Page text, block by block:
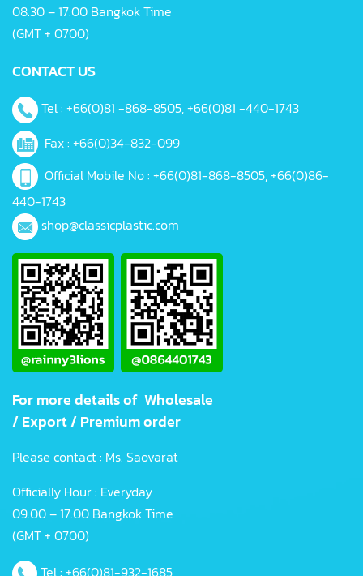
08.30 – 17.00 Bangkok Time
(GMT + 0700)
CONTACT US
Tel : +66(0)81 -868-8505, +66(0)81 -440-1743
Fax : +66(0)34-832-099
Official Mobile No : +66(0)81-868-8505,+66(0)86-
440-1743
shop@classicplastic.com
For more details of Wholesale
/ Export / Premium order
Please contact : Ms. Saovarat
Officially Hour : Everyday
09.00 – 17.00 Bangkok Time
(GMT + 0700)
Tel : +66(0)81-932-1685